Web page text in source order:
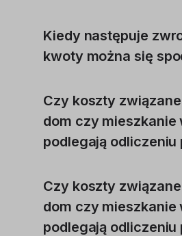
Kiedy następuje
kwoty można się
Czy koszty
dom czy mieszkanie
podlegają odliczeniu
Czy koszty
dom czy mieszkanie
podlegają odliczeniu